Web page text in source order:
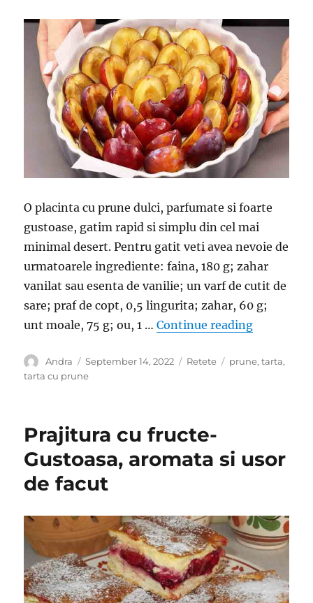
O placinta cu prune dulci, parfumate si foarte
gustoase, gatim rapid si simplu din cel mai
minimal desert. Pentru gatit veti avea nevoie de
urmatoarele ingrediente: faina, 180 g; zahar
vanilat sau esenta de vanilie; un varf de cutit de
sare; praf de copt, 0,5 lingurita; zahar, 60 g;
unt moale, 75 g; ou, 1 …Continue reading“Tarta cu
Author
Andra
Posted
on
September 14, 2022 Categories
Retete Tags
prune,tarta,
tarta cu prune
Prajitura cu fructe-
Gustoasa, aromata si usor
de facut